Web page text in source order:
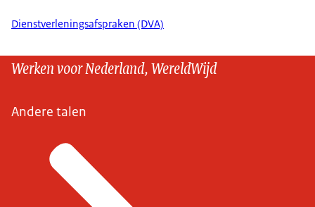
Dienstverleningsafspraken (DVA)
Werken voor Nederland, WereldWijd
Andere talen